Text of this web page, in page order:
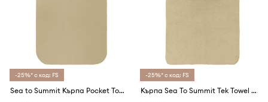
-25%* с код: FS
Sea to Summit Кърпа Pocket Towel
-25%* с код: FS
Кърпа Sea To Summit Tek Towel 75 x 150 cm